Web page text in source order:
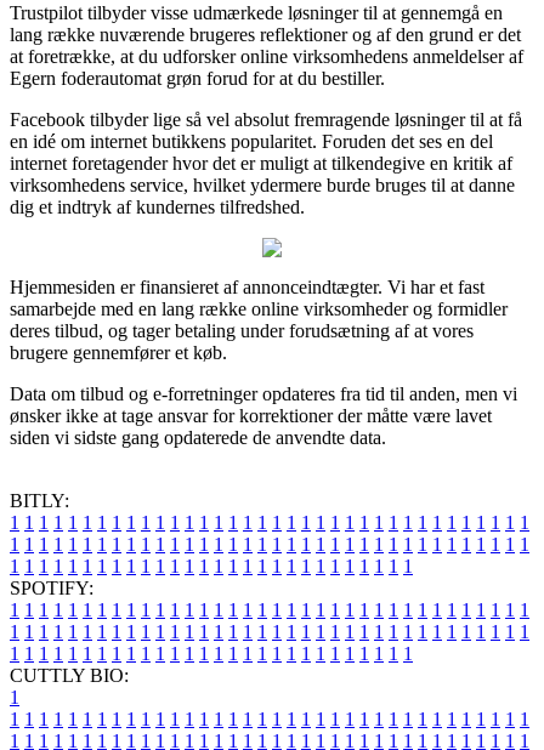
Trustpilot tilbyder visse udmærkede løsninger til at gennemgå en
lang række nuværende brugeres reflektioner og af den grund er det
at foretrække, at du udforsker online virksomhedens anmeldelser af
Egern foderautomat grøn forud for at du bestiller.
Facebook tilbyder lige så vel absolut fremragende løsninger til at få
en idé om internet butikkens popularitet. Foruden det ses en del
internet foretagender hvor det er muligt at tilkendegive en kritik af
virksomhedens service, hvilket ydermere burde bruges til at danne
dig et indtryk af kundernes tilfredshed.
Hjemmesiden er finansieret af annonceindtægter. Vi har et fast
samarbejde med en lang række online virksomheder og formidler
deres tilbud, og tager betaling under forudsætning af at vores
brugere gennemfører et køb.
Data om tilbud og e-forretninger opdateres fra tid til anden, men vi
ønsker ikke at tage ansvar for korrektioner der måtte være lavet
siden vi sidste gang opdaterede de anvendte data.
BITLY:
1 1 1 1 1 1 1 1 1 1 1 1 1 1 1 1 1 1 1 1 1 1 1 1 1 1 1 1 1 1 1 1 1 1 1 1
1 1 1 1 1 1 1 1 1 1 1 1 1 1 1 1 1 1 1 1 1 1 1 1 1 1 1 1 1 1 1 1 1 1 1 1
1 1 1 1 1 1 1 1 1 1 1 1 1 1 1 1 1 1 1 1 1 1 1 1 1 1 1 1
SPOTIFY:
1 1 1 1 1 1 1 1 1 1 1 1 1 1 1 1 1 1 1 1 1 1 1 1 1 1 1 1 1 1 1 1 1 1 1 1
1 1 1 1 1 1 1 1 1 1 1 1 1 1 1 1 1 1 1 1 1 1 1 1 1 1 1 1 1 1 1 1 1 1 1 1
1 1 1 1 1 1 1 1 1 1 1 1 1 1 1 1 1 1 1 1 1 1 1 1 1 1 1 1
CUTTLY BIO:
1
1 1 1 1 1 1 1 1 1 1 1 1 1 1 1 1 1 1 1 1 1 1 1 1 1 1 1 1 1 1 1 1 1 1 1 1
1 1 1 1 1 1 1 1 1 1 1 1 1 1 1 1 1 1 1 1 1 1 1 1 1 1 1 1 1 1 1 1 1 1 1 1